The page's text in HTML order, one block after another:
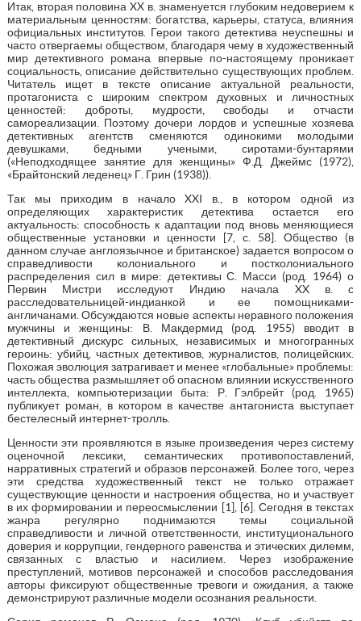
Итак, вторая половина XX в. знаменуется глубоким недоверием к
материальным ценностям: богатства, карьеры, статуса, влияния
официальных институтов. Герои такого детектива неуспешны и
часто отвергаемы обществом, благодаря чему в художественный
мир детективного романа впервые по-настоящему проникает
социальность, описание действительно существующих проблем.
Читатель ищет в тексте описание актуальной реальности,
протагониста с широким спектром духовных и личностных
ценностей: доброты, мудрости, свободы и отчасти
самореализации. Поэтому дочери лордов и успешные хозяева
детективных агентств сменяются одинокими молодыми
девушками, бедными учеными, сиротами-бунтарями
(«Неподходящее занятие для женщины» Ф.Д. Джеймс (1972),
«Брайтонский леденец» Г. Грин (1938)).
Так мы приходим в начало XXI в., в котором одной из
определяющих характеристик детектива остается его
актуальность: способность к адаптации под вновь меняющиеся
общественные установки и ценности [7, с. 58]. Общество (в
данном случае англоязычное и британское) задается вопросом о
справедливости колониального и постколониального
распределения сил в мире: детективы С. Масси (род. 1964) о
Первин Мистри исследуют Индию начала XX в. c
расследовательницей-индианкой и ее помощниками-
англичанами. Обсуждаются новые аспекты неравного положения
мужчины и женщины: В. Макдермид (род. 1955) вводит в
детективный дискурс сильных, независимых и многогранных
героинь: убийц, частных детективов, журналистов, полицейских.
Похожая эволюция затрагивает и менее «глобальные» проблемы:
часть общества размышляет об опасном влиянии искусственного
интеллекта, компьютеризации быта: Р. Гэлбрейт (род. 1965)
публикует роман, в котором в качестве антагониста выступает
бестелесный интернет-тролль.
Ценности эти проявляются в языке произведения через систему
оценочной лексики, семантических противопоставлений,
нарративных стратегий и образов персонажей. Более того, через
эти средства художественный текст не только отражает
существующие ценности и настроения общества, но и участвует
в их формировании и переосмыслении [1], [6]. Сегодня в текстах
жанра регулярно поднимаются темы социальной
справедливости и личной ответственности, институционального
доверия и коррупции, гендерного равенства и этических дилемм,
связанных с властью и насилием. Через изображение
преступлений, мотивов персонажей и способов расследования
авторы фиксируют общественные тревоги и ожидания, а также
демонстрируют различные модели осознания реальности.